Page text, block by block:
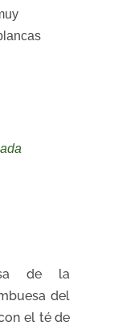
de la
del
el té de